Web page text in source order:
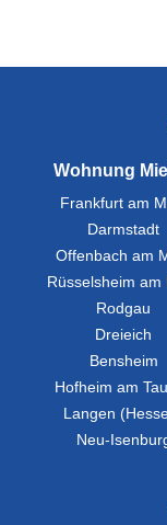
Wohnung
Frankfurt am
Darmstadt
Offenbach am
Rüsselsheim am
Rodgau
Dreieich
Bensheim
Hofheim am
Langen
Neu-